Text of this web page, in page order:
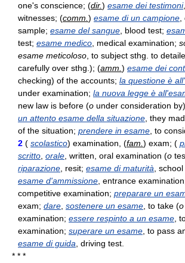
one's conscience; (dir.) esame dei testimoni
witnesses; (comm. ) esame di un campione
sample; esame del sangue , blood test;
test; esame medico , medical examination;
esame meticoloso , to subject sthg. to
carefully over sthg.); (amm. ) esame dei
checking) of the accounts; la questione è
under examination; la nuova legge è
new law is before (o under consideration
un attento esame della situazione , they
of the situation; prendere in esame , to
2 ( scolastico) examination, (fam. ) exam; (
scritto orale , written, oral examination (o
riparazione , resit; esame di maturità ,
esame d'ammissione , entrance
competitive examination; preparare un
exam; dare sostenere un esame , to take (o
examination; essere respinto a un esame ,
examination; superare un esame , to pass
esame di guida , driving test.
* * *